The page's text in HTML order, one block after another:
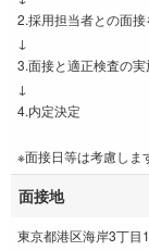
2.採用担当者との面接
↓
3.面接と適正検査の実
↓
4.内定決定
※面接日等は考慮しま
面接地
東京都港区海岸3丁目